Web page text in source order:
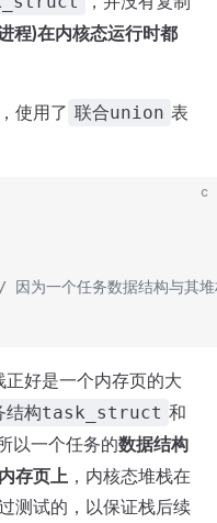
程)在内核态运行时都
，使用了 联合union 表
c
为一个任务数据结构与其堆
正好是一个内存页的大
结构task_struct 和
以一个任务的数据结构
存页上 ，内核态堆栈在
测试的，以保证栈后续